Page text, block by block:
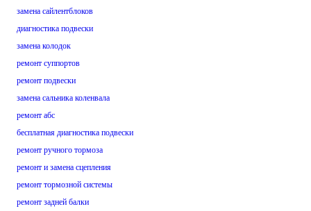
замена сайлентблоков
диагностика подвески
замена колодок
ремонт суппортов
ремонт подвески
замена сальника коленвала
ремонт абс
бесплатная диагностика подвески
ремонт ручного тормоза
ремонт и замена сцепления
ремонт тормозной системы
ремонт задней балки